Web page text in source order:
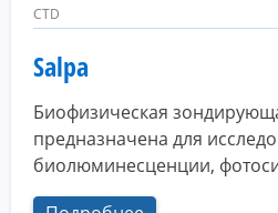
CTD
Salpa
Биофизическая
предназначена для
биолюминесценции,